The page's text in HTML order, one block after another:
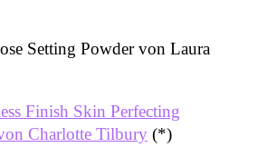
Setting Powder von Laura
Finish Skin Perfecting
Charlotte Tilbury (*)